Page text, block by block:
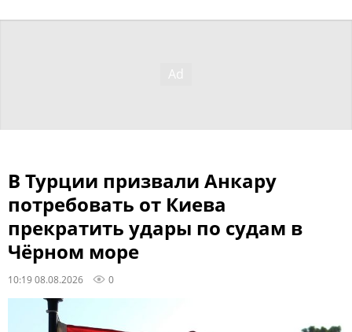
В Турции призвали Анкару
потребовать от Киева
прекратить удары по судам в
Чёрном море
10:19 08.08.2026 0